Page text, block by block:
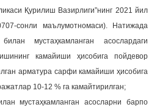
Қурилиш Вазирлиги”нинг 2021 йил
сонли маълумотномаси). Натижада
мустаҳкамланган асослардаги
камайиши ҳисобига пойдевор
арматура сарфи камайиши ҳисобига
10-12 % га камайтирилган;
мустаҳкамланган асосларни барпо